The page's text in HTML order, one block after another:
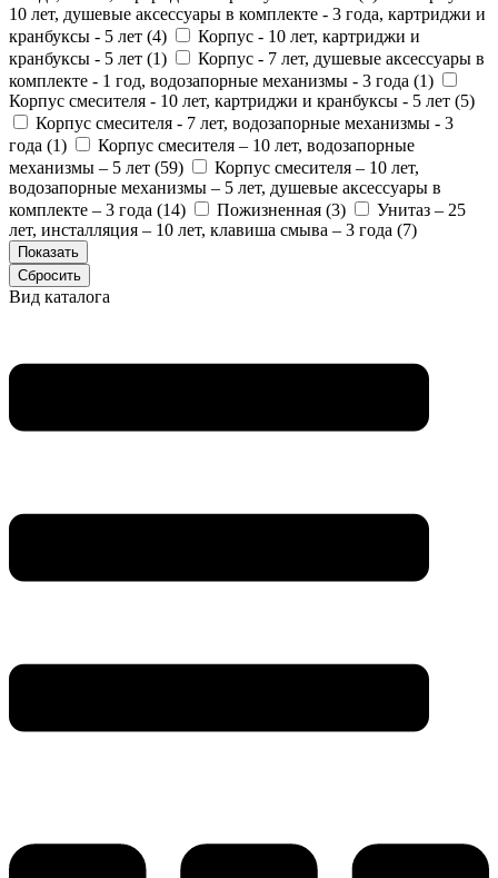
10 лет, душевые аксессуары в комплекте - 3 года, картриджи и
кранбуксы - 5 лет (4)
Корпус - 10 лет, картриджи и
кранбуксы - 5 лет (1)
Корпус - 7 лет, душевые аксессуары в
комплекте - 1 год, водозапорные механизмы - 3 года (1)
Корпус смесителя - 10 лет, картриджи и кранбуксы - 5 лет (5)
Корпус смесителя - 7 лет, водозапорные механизмы - 3
года (1)
Корпус смесителя – 10 лет, водозапорные
механизмы – 5 лет (59)
Корпус смесителя – 10 лет,
водозапорные механизмы – 5 лет, душевые аксессуары в
комплекте – 3 года (14) Пожизненная (3)
Унитаз – 25
лет, инсталляция – 10 лет, клавиша смыва – 3 года (7)
Вид каталога